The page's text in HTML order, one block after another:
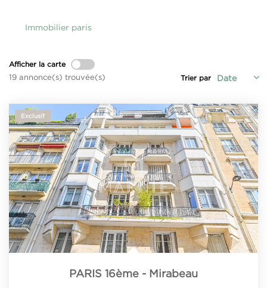
Immobilier paris
Afficher la carte
19 annonce(s) trouvée(s) Trier par
Exclusif
PARIS 16ème - Mirabeau